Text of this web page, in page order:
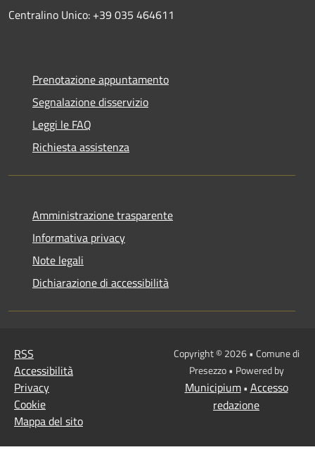
Centralino Unico: +39 035 464611
Prenotazione appuntamento
Segnalazione disservizio
Leggi le FAQ
Richiesta assistenza
Amministrazione trasparente
Informativa privacy
Note legali
Dichiarazione di accessibilità
RSS
Accessibilità
Privacy
Cookie
Mappa del sito
Copyright © 2026 • Comune di
Presezzo • Powered by
Municipium• Accesso
redazione